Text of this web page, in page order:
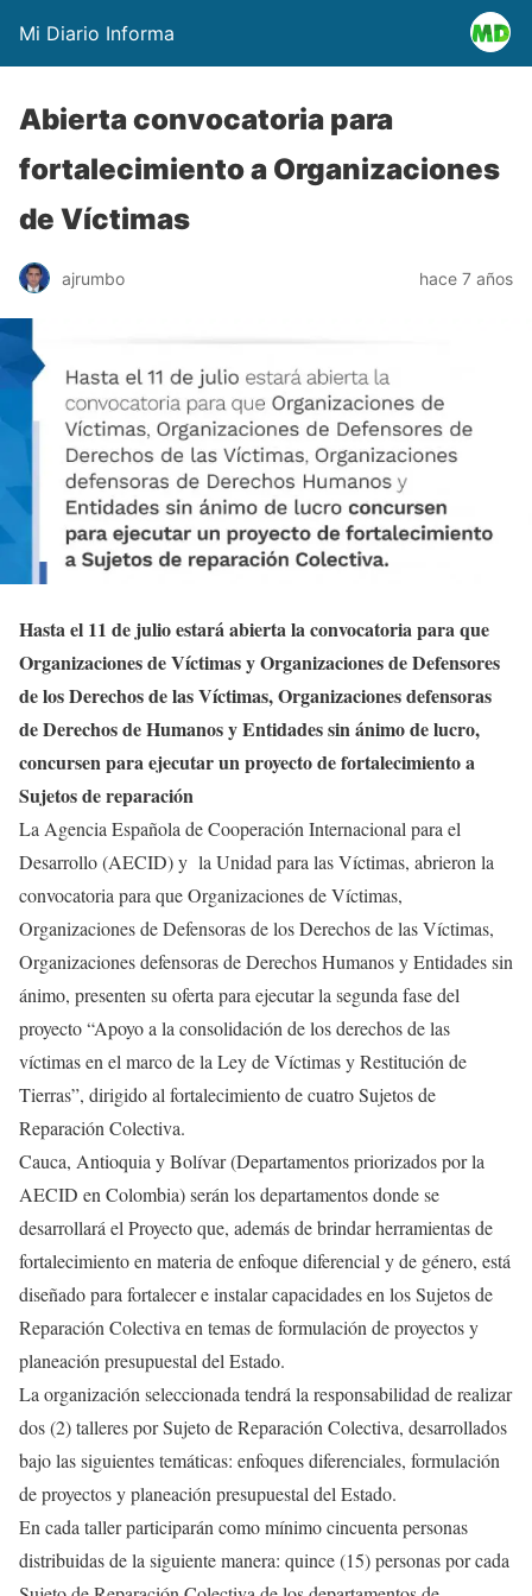
Mi Diario Informa
Abierta convocatoria para
fortalecimiento a Organizaciones
de Víctimas
ajrumbo hace 7 años
Hasta el 11 de julio estará abierta la convocatoria para que
Organizaciones de Víctimas y Organizaciones de Defensores
de los Derechos de las Víctimas, Organizaciones defensoras
de Derechos de Humanos y Entidades sin ánimo de lucro,
concursen para ejecutar un proyecto de fortalecimiento a
Sujetos de reparación
La Agencia Española de Cooperación Internacional para el
Desarrollo (AECID) y la Unidad para las Víctimas, abrieron la
convocatoria para que Organizaciones de Víctimas,
Organizaciones de Defensoras de los Derechos de las Víctimas,
Organizaciones defensoras de Derechos Humanos y Entidades sin
ánimo, presenten su oferta para ejecutar la segunda fase del
proyecto “Apoyo a la consolidación de los derechos de las
víctimas en el marco de la Ley de Víctimas y Restitución de
Tierras”, dirigido al fortalecimiento de cuatro Sujetos de
Reparación Colectiva.
Cauca, Antioquia y Bolívar (Departamentos priorizados por la
AECID en Colombia) serán los departamentos donde se
desarrollará el Proyecto que, además de brindar herramientas de
fortalecimiento en materia de enfoque diferencial y de género, está
diseñado para fortalecer e instalar capacidades en los Sujetos de
Reparación Colectiva en temas de formulación de proyectos y
planeación presupuestal del Estado.
La organización seleccionada tendrá la responsabilidad de realizar
dos (2) talleres por Sujeto de Reparación Colectiva, desarrollados
bajo las siguientes temáticas: enfoques diferenciales, formulación
de proyectos y planeación presupuestal del Estado.
En cada taller participarán como mínimo cincuenta personas
distribuidas de la siguiente manera: quince (15) personas por cada